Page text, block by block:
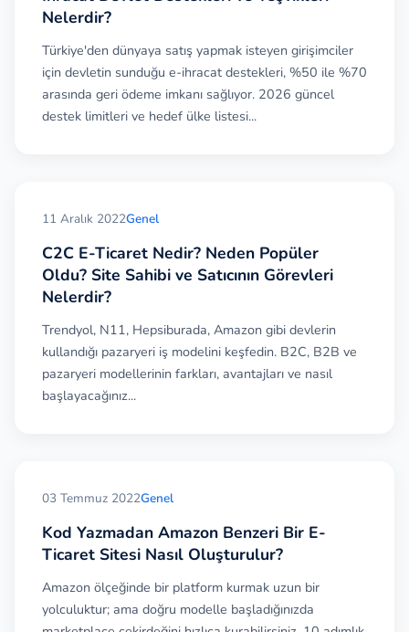
Satıcıların işletme olduğu ve alıcıların bireysel
Kısaca"İşletmeden Tüketiciye"şeklinde ifade
edilmektedir.
alıcılar ticari firmalardır. Kısaca "İşletmeden
İşletmeye"şeklinde ifade edilmektedir.
Bu iş modeli için en fazla bilinen site
alibaba.com'dur. Bu siteden bir kişinin alışveriş
yapabilmesi için mutlaka tüzel bir kişiliğe sahip
olması gerekmektedir.
Sitesi, Multi Vendor Marketplace şeklinde ifade edilir.
Satıcıların işletme olduğu ancak alıcıların hem
bireysel tüketiciler hem de işletme olduğu pazaryeri
iş modeldir.
Nelerdir?
Türkiye'den dünyaya satış yapmak isteyen girişimciler
için devletin sunduğu e-ihracat destekleri, %50 ile %70
arasında geri ödeme imkanı sağlıyor. 2026 güncel
destek limitleri ve hedef ülke listesi...
11 Aralık 2022Genel
C2C E-Ticaret Nedir? Neden Popüler
Oldu? Site Sahibi ve Satıcının Görevleri
Nelerdir?
Trendyol, N11, Hepsiburada, Amazon gibi devlerin
kullandığı pazaryeri iş modelini keşfedin. B2C, B2B ve
pazaryeri modellerinin farkları, avantajları ve nasıl
başlayacağınız...
03 Temmuz 2022Genel
Kod Yazmadan Amazon Benzeri Bir E-
Ticaret Sitesi Nasıl Oluşturulur?
Amazon ölçeğinde bir platform kurmak uzun bir
yolculuktur; ama doğru modelle başladığınızda